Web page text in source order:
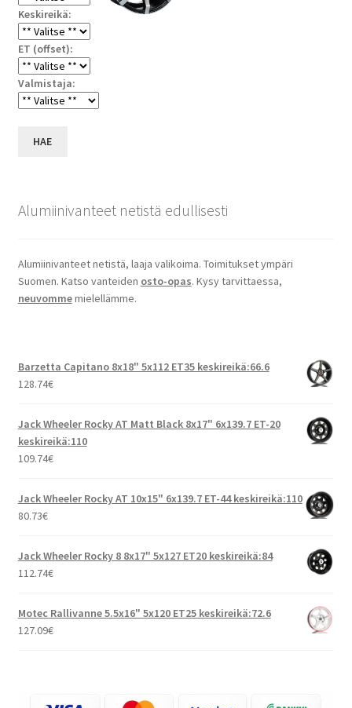
Keskireikä:
ET (offset):
Valmistaja:
HAE
Alumiinivanteet netistä edullisesti
Alumiinivanteet netistä, laaja valikoima. Toimitukset ympäri
Suomen. Katso vanteiden osto-opas. Kysy tarvittaessa,
neuvommemielellämme.
Barzetta Capitano 8x18" 5x112 ET35 keskireikä:66.6
128.74€
Jack Wheeler Rocky AT Matt Black 8x17" 6x139.7 ET-20
keskireikä:110
109.74€
Jack Wheeler Rocky AT 10x15" 6x139.7 ET-44 keskireikä:110
80.73€
Jack Wheeler Rocky 8 8x17" 5x127 ET20 keskireikä:84
112.74€
Motec Rallivanne 5.5x16" 5x120 ET25 keskireikä:72.6
127.09€